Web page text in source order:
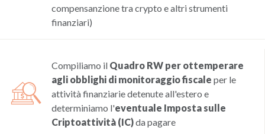
compensanzione tra crypto e altri strumenti
finanziari)
Compiliamo il Quadro RW per ottemperare
agli obblighi di monitoraggio fiscale per le
attività finanziarie detenute all'estero e
determiniamo l'eventuale Imposta sulle
Criptoattività (IC)da pagare